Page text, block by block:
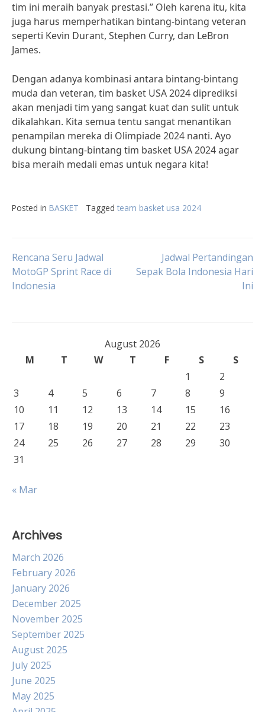
tim ini meraih banyak prestasi.” Oleh karena itu, kita
juga harus memperhatikan bintang-bintang veteran
seperti Kevin Durant, Stephen Curry, dan LeBron
James.
Dengan adanya kombinasi antara bintang-bintang
muda dan veteran, tim basket USA 2024 diprediksi
akan menjadi tim yang sangat kuat dan sulit untuk
dikalahkan. Kita semua tentu sangat menantikan
penampilan mereka di Olimpiade 2024 nanti. Ayo
dukung bintang-bintang tim basket USA 2024 agar
bisa meraih medali emas untuk negara kita!
Posted in BASKET Tagged team basket usa 2024
Post
navigation
Rencana Seru Jadwal
MotoGP Sprint Race di
Indonesia
Jadwal Pertandingan
Sepak Bola Indonesia Hari
Ini
August 2026
M
T W T F S
S
1
2
3
4 5 6 7 8
9
10
11 12 13 14 15
16
17
18 19 20 21 22
23
24
25 26 27 28 29
30
31
« Mar
Archives
March 2026
February 2026
January 2026
December 2025
November 2025
September 2025
August 2025
July 2025
June 2025
May 2025